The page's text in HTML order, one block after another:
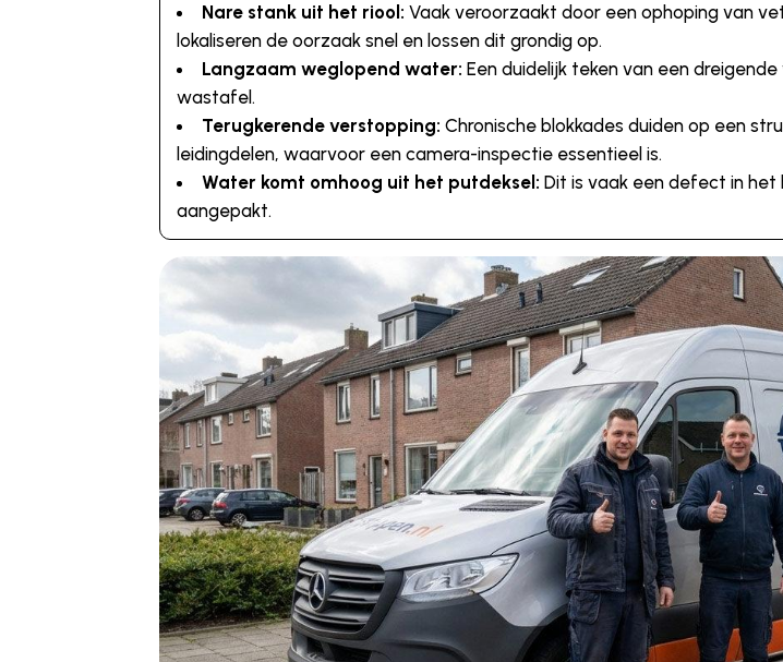
Nare stank uit het riool: Vaak veroorzaakt door een ophoping van
lokaliseren de oorzaak snel en lossen dit grondig op.
Langzaam weglopend water: Een duidelijk teken van een
wastafel.
Terugkerende verstopping: Chronische blokkades duiden op een
leidingdelen, waarvoor een camera-inspectie essentieel is.
Water komt omhoog uit het putdeksel: Dit is vaak een defect in
aangepakt.